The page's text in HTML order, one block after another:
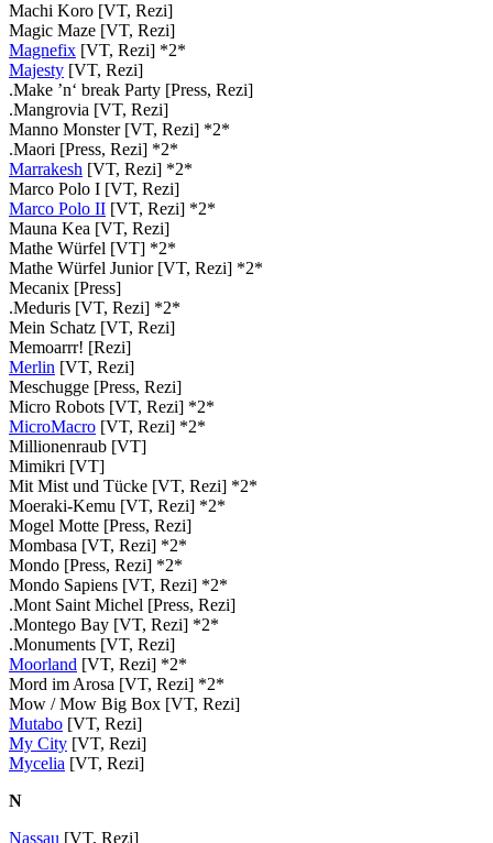
Machi Koro [VT, Rezi]
Magic Maze [VT, Rezi]
Magnefix [VT, Rezi] *2*
Majesty [VT, Rezi]
.Make ’n‘ break Party [Press, Rezi]
.Mangrovia [VT, Rezi]
Manno Monster [VT, Rezi] *2*
.Maori [Press, Rezi] *2*
Marrakesh [VT, Rezi] *2*
Marco Polo I [VT, Rezi]
Marco Polo II [VT, Rezi] *2*
Mauna Kea [VT, Rezi]
Mathe Würfel [VT] *2*
Mathe Würfel Junior [VT, Rezi] *2*
Mecanix [Press]
.Meduris [VT, Rezi] *2*
Mein Schatz [VT, Rezi]
Memoarrr! [Rezi]
Merlin [VT, Rezi]
Meschugge [Press, Rezi]
Micro Robots [VT, Rezi] *2*
MicroMacro [VT, Rezi] *2*
Millionenraub [VT]
Mimikri [VT]
Mit Mist und Tücke [VT, Rezi] *2*
Moeraki-Kemu [VT, Rezi] *2*
Mogel Motte [Press, Rezi]
Mombasa [VT, Rezi] *2*
Mondo [Press, Rezi] *2*
Mondo Sapiens [VT, Rezi] *2*
.Mont Saint Michel [Press, Rezi]
.Montego Bay [VT, Rezi] *2*
.Monuments [VT, Rezi]
Moorland [VT, Rezi] *2*
Mord im Arosa [VT, Rezi] *2*
Mow / Mow Big Box [VT, Rezi]
Mutabo [VT, Rezi]
My City [VT, Rezi]
Mycelia [VT, Rezi]
N
Nassau [VT, Rezi]